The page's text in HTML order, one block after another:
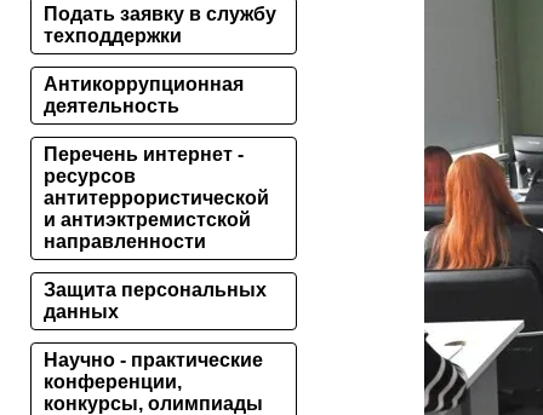
Подать заявку в службу
техподдержки
Антикоррупционная
деятельность
Перечень интернет -
ресурсов
антитеррористической
и антиэктремистской
направленности
Защита персональных
данных
Научно - практические
конференции,
конкурсы, олимпиады